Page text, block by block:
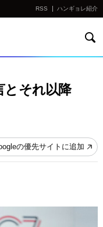
RSS ハンギョレ紹介
とそれ以降
の優先サイトに追加